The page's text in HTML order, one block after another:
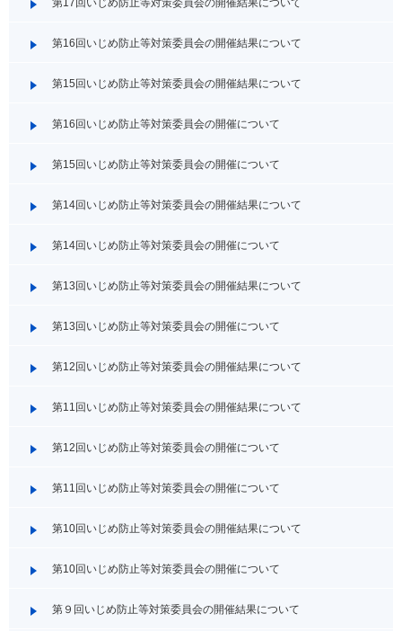
第17回いじめ防止等対策委員会の開催結果について
第16回いじめ防止等対策委員会の開催結果について
第15回いじめ防止等対策委員会の開催結果について
第16回いじめ防止等対策委員会の開催について
第15回いじめ防止等対策委員会の開催について
第14回いじめ防止等対策委員会の開催結果について
第14回いじめ防止等対策委員会の開催について
第13回いじめ防止等対策委員会の開催結果について
第13回いじめ防止等対策委員会の開催について
第12回いじめ防止等対策委員会の開催結果について
第11回いじめ防止等対策委員会の開催結果について
第12回いじめ防止等対策委員会の開催について
第11回いじめ防止等対策委員会の開催について
第10回いじめ防止等対策委員会の開催結果について
第10回いじめ防止等対策委員会の開催について
第９回いじめ防止等対策委員会の開催結果について